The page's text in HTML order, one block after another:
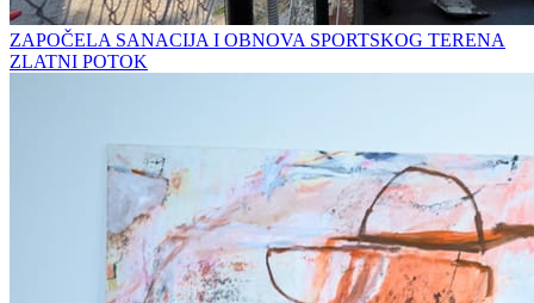
ZAPOČELA SANACIJA I OBNOVA SPORTSKOG TERENA
ZLATNI POTOK